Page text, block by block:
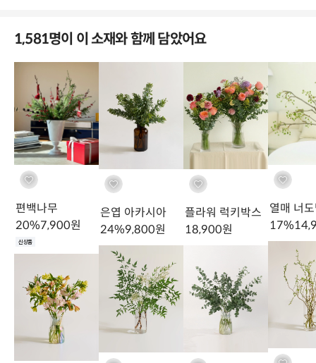
거베라 마카롱 믹
스
31%15,900원
스파이더 거베라
28%12,900
피콜리니 거베라
45%9,900원
쁘띠 수국
38%
Care
절지류, 이렇게 관리해요
어떤 준비가 필요할까요?
절지류에 잘 어울리는 도구 추천
1,581명이 이 소재와 함께 담았어요
편백나무
20%7,900원
신상품
은엽 아카시아
24%9,800원
플라워 럭키박스
18,900원
열매 너
17%